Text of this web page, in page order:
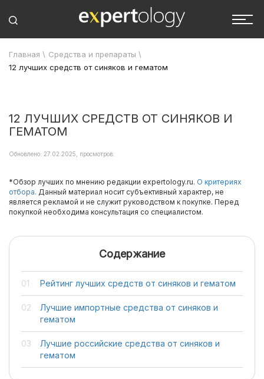
Главная \ Средства и препараты \
12 лучших средств от синяков и гематом
12 ЛУЧШИХ СРЕДСТВ ОТ СИНЯКОВ И
ГЕМАТОМ
Обновлено: 27.02.2025, просмотров:
*Обзор лучших по мнению редакции expertology.ru. О критериях
отбора. Данный материал носит субъективный характер, не
является рекламой и не служит руководством к покупке. Перед
покупкой необходима консультация со специалистом.
Содержание
Рейтинг лучших средств от синяков и гематом
Лучшие импортные средства от синяков и
гематом
Лучшие российские средства от синяков и
гематом